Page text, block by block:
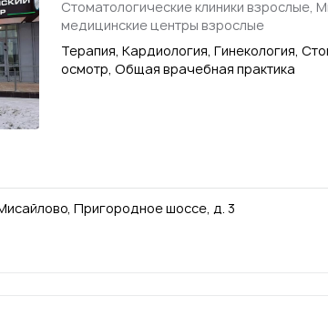
Стоматологические клиники взрослые,
медицинские центры взрослые
Терапия, Кардиология, Гинекология,
осмотр, Общая врачебная практика
Пригородное шоссе, д. 3